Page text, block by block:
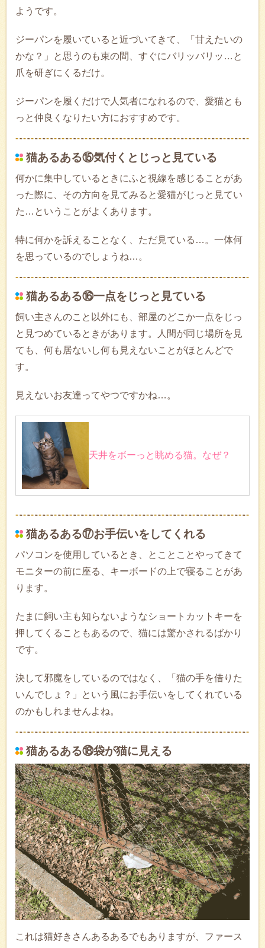
ようです。
ジーパンを履いていると近づいてきて、「甘えたいの
かな？」と思うのも束の間、すぐにバリッバリッ…と
爪を研ぎにくるだけ。
ジーパンを履くだけで人気者になれるので、愛猫とも
っと仲良くなりたい方におすすめです。
猫あるある⑮気付くとじっと見ている
何かに集中しているときにふと視線を感じることがあ
った際に、その方向を見てみると愛猫がじっと見てい
た…ということがよくあります。
特に何かを訴えることなく、ただ見ている…。一体何
を思っているのでしょうね…。
猫あるある⑯一点をじっと見ている
飼い主さんのこと以外にも、部屋のどこか一点をじっ
と見つめているときがあります。人間が同じ場所を見
ても、何も居ないし何も見えないことがほとんどで
す。
見えないお友達ってやつですかね…。
天井をボーっと眺める猫。なぜ？
猫あるある⑰お手伝いをしてくれる
パソコンを使用しているとき、とことことやってきて
モニターの前に座る、キーボードの上で寝ることがあ
ります。
たまに飼い主も知らないようなショートカットキーを
押してくることもあるので、猫には驚かされるばかり
です。
決して邪魔をしているのではなく、「猫の手を借りた
いんでしょ？」という風にお手伝いをしてくれている
のかもしれませんよね。
猫あるある⑱袋が猫に見える
これは猫好きさんあるあるでもありますが、ファース